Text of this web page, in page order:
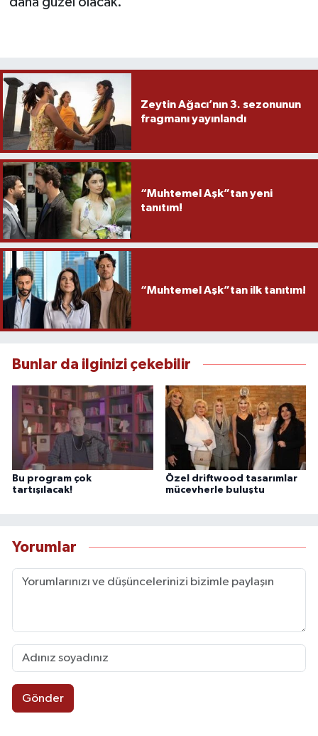
Zeytin Ağacı’nın 3. sezonunun
fragmanı yayınlandı
“Muhtemel Aşk”tan yeni
tanıtım!
“Muhtemel Aşk”tan ilk tanıtım!
Bunlar da ilginizi çekebilir
Bu program çok
tartışılacak!
Özel driftwood tasarımlar
mücevherle buluştu
Yorumlar
Gönder